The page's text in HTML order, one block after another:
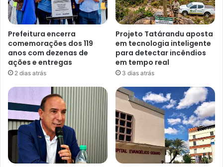
Prefeitura encerra
comemorações dos 119
anos com dezenas de
ações e entregas
2 dias atrás
Projeto Tatárandu aposta
em tecnologia inteligente
para detectar incêndios
em tempo real
3 dias atrás